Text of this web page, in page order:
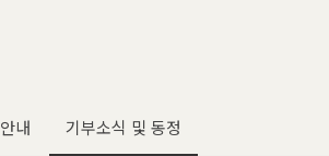
안내 기부소식 및 동정